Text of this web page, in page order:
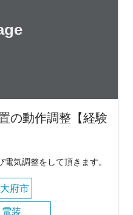
の動作調整【経験
気調整をして頂きます。
大府市
装